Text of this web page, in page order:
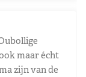
maar écht
zijn van de